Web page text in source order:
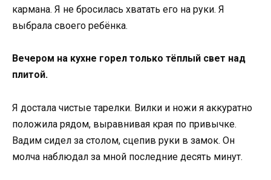
кармана. Я не бросилась хватать его на руки. Я
выбрала своего ребёнка.
Вечером на кухне горел только тёплый свет над
плитой.
Я достала чистые тарелки. Вилки и ножи я аккуратно
положила рядом, выравнивая края по привычке.
Вадим сидел за столом, сцепив руки в замок. Он
молча наблюдал за мной последние десять минут.